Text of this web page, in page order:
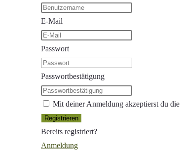
E-Mail
Passwort
Passwortbestätigung
Mit deiner Anmeldung akzeptierst du die
Registrieren
Bereits registriert?
Anmeldung